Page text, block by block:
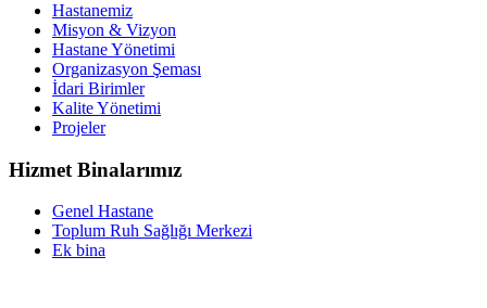
Hastanemiz
Misyon & Vizyon
Hastane Yönetimi
Organizasyon Şeması
İdari Birimler
Kalite Yönetimi
Projeler
Hizmet Binalarımız
Genel Hastane
Toplum Ruh Sağlığı Merkezi
Ek bina